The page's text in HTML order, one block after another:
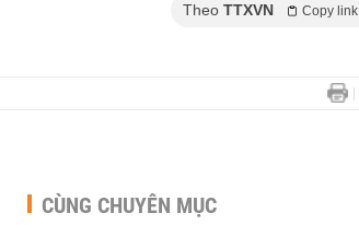
Theo TTXVN Copy link
CÙNG CHUYÊN MỤC